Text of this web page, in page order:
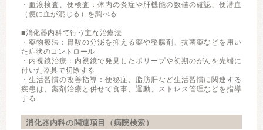
・血液検査、便検査：体内の炎症や肝機能の数値の確認、便潜血
（便に血が混じる）を調べる
■消化器内科で行う主な治療法
・薬物療法：胃酸の分泌を抑える薬や整腸剤、抗菌薬などを用い
た症状のコントロール
・内視鏡治療：内視鏡で発見したポリープや初期のがんを先端に
付いた器具で切除する
・生活習慣の改善指導：便秘症、脂肪肝など生活習慣に関連する
疾患は、薬剤治療と併せて食事、運動、ストレス管理などを指導
する
消化器内科の関連項目（病院検索）